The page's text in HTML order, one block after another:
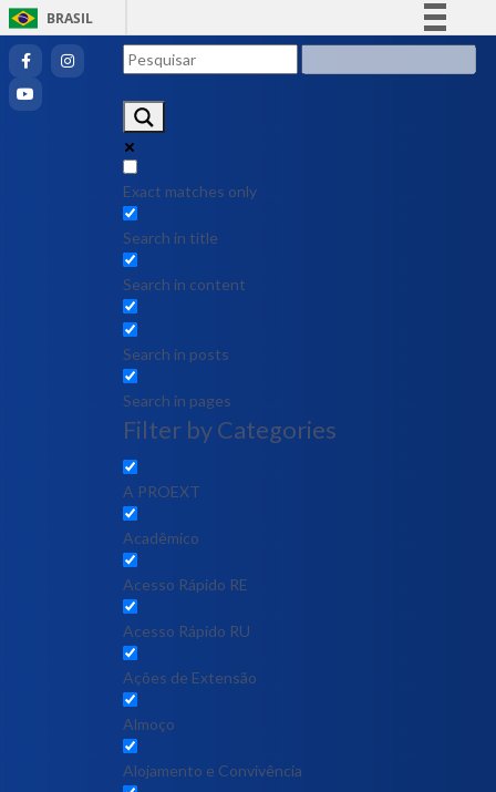
BRASIL
Exact matches only
Search in title
Search in content
Search in posts
Search in pages
Filter by Categories
A PROEXT
Acadêmico
Acesso Rápido RE
Acesso Rápido RU
Ações de Extensão
Almoço
Alojamento e Convivência